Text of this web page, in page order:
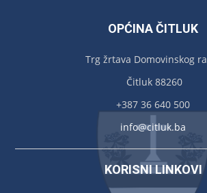
OPĆINA ČITLUK
Trg žrtava Domovinskog
Čitluk 88260
+387 36 640 500
info@citluk.ba
KORISNI LINKOVI